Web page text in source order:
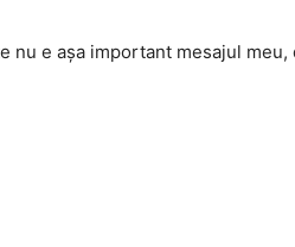
nu e aşa important mesajul meu,